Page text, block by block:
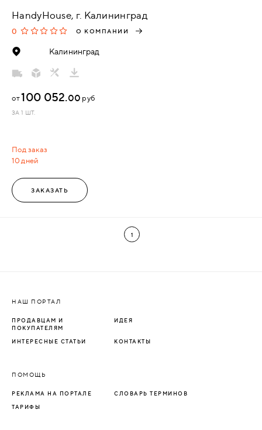
HandyHouse, г. Калининград
0 О КОМПАНИИ
Калининград
Под заказ
10 дней
от100 052.00 руб
ЗА 1 ШТ.
ЗАКАЗАТЬ
1
НАШ ПОРТАЛ
ПРОДАВЦАМ И
ПОКУПАТЕЛЯМ
ИДЕЯ
ИНТЕРЕСНЫЕ СТАТЬИ КОНТАКТЫ
ПОМОЩЬ
РЕКЛАМА НА ПОРТАЛЕ СЛОВАРЬ ТЕРМИНОВ
ТАРИФЫ